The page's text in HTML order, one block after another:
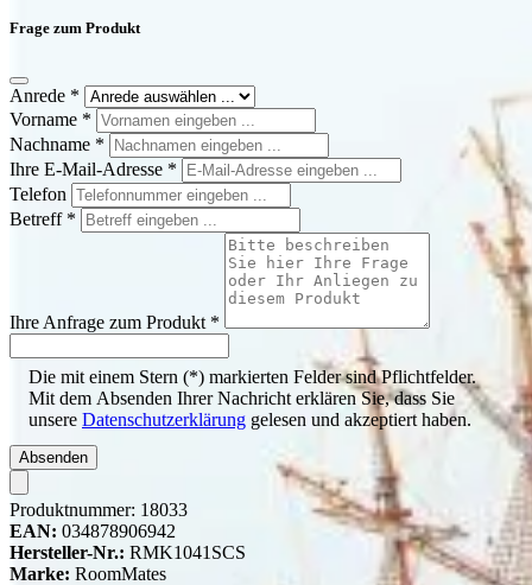
Frage zum Produkt
Anrede *
Vorname *
Nachname *
Ihre E-Mail-Adresse *
Telefon
Betreff *
Ihre Anfrage zum Produkt *
Die mit einem Stern (*) markierten Felder sind Pflichtfelder.
Mit dem Absenden Ihrer Nachricht erklären Sie, dass Sie
unsere Datenschutzerklärung gelesen und akzeptiert haben.
Absenden
Produktnummer: 18033
EAN: 034878906942
Hersteller-Nr.: RMK1041SCS
Marke: RoomMates